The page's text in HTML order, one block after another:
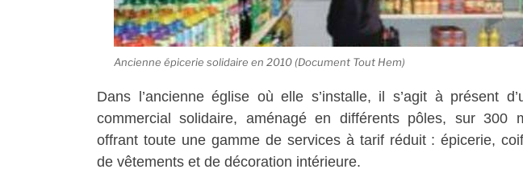
Ancienne épicerie solidaire en 2010 (Document Tout Hem)
Dans l’ancienne église où elle s’installe, il s’agit à présent
commercial solidaire, aménagé en différents pôles, sur 300
offrant toute une gamme de services à tarif réduit : épicerie,
de vêtements et de décoration intérieure.